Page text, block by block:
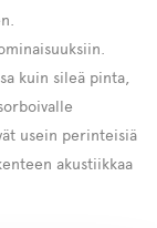
kuin sileä pinta,
usein perinteisiä
akustiikkaa